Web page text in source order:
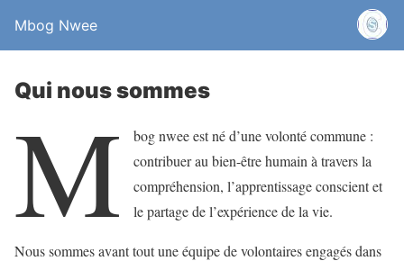
Mbog Nwee
Qui nous sommes
M
bog nwee est né d’une volonté commune :
contribuer au bien-être humain à travers la
compréhension, l’apprentissage conscient et
le partage de l’expérience de la vie.
Nous sommes avant tout une équipe de volontaires engagés dans